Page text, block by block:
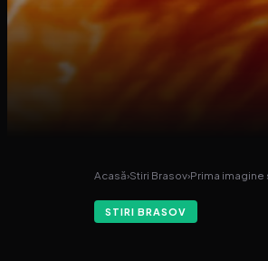
Acasă›Stiri Brasov›Prima imagine
STIRI BRASOV